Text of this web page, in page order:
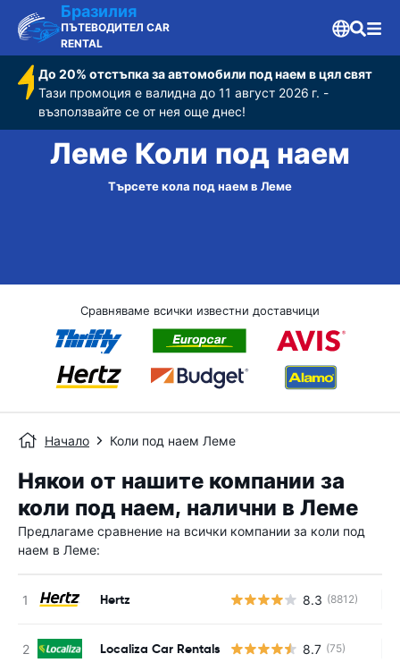
Бразилия
ПЪТЕВОДИТЕЛ CAR
RENTAL
До 20% отстъпка за автомобили под наем в цял свят
Тази промоция е валидна до 11 август 2026 г. -
възползвайте се от нея още днес!
Леме Коли под наем
Търсете кола под наем в Леме
Сравняваме всички известни доставчици
Начало Коли под наем Леме
Някои от нашите компании за
коли под наем, налични в Леме
Предлагаме сравнение на всички компании за коли под
наем в Леме:
Hertz 8.3 (8812)
Localiza Car Rentals 8.7 (75)